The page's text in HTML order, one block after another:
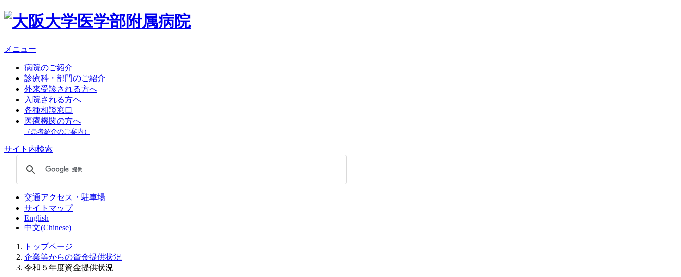
メニュー
病院のご紹介
診療科・部門のご紹介
外来受診される方へ
入院される方へ
各種相談窓口
医療機関の方へ
（患者紹介のご案内）
サイト内検索
交通アクセス・駐車場
サイトマップ
English
中文(Chinese)
トップページ
企業等からの資金提供状況
令和５年度資金提供状況